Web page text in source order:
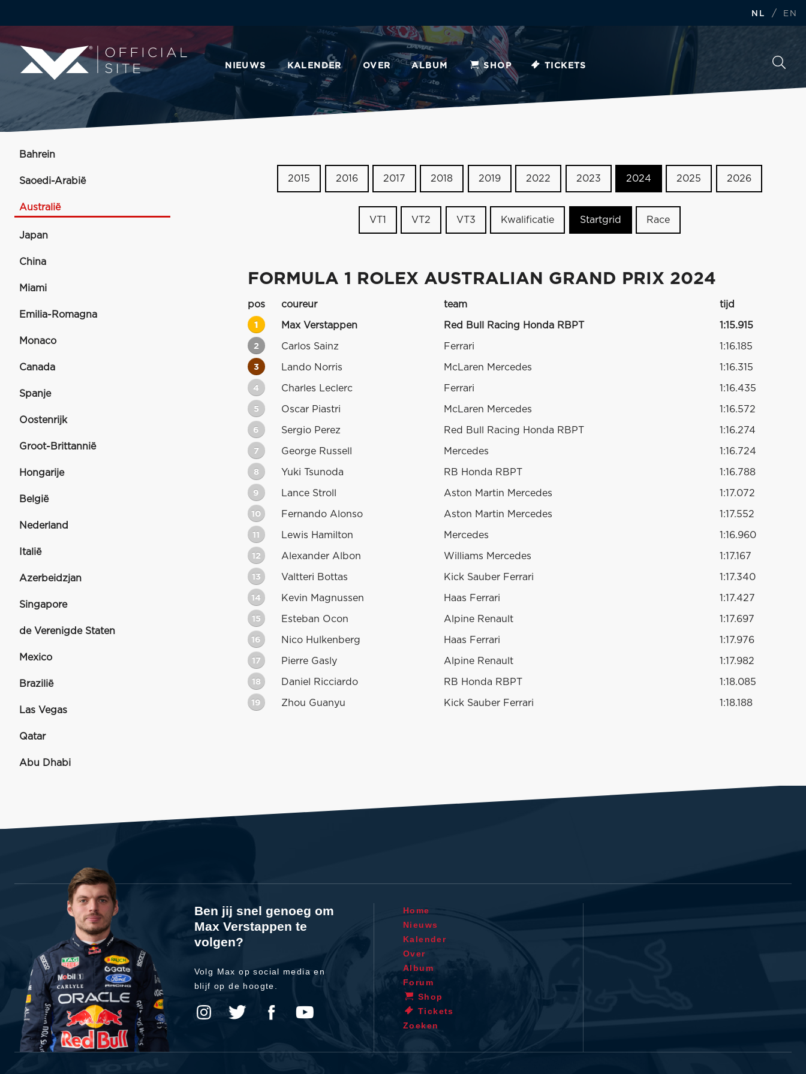
NL / EN
NIEUWS KALENDER OVER ALBUM SHOP TICKETS
Bahrein
Saoedi-Arabië
Australië
Japan
China
Miami
Emilia-Romagna
Monaco
Canada
Spanje
Oostenrijk
Groot-Brittannië
Hongarije
België
Nederland
Italië
Azerbeidzjan
Singapore
de Verenigde Staten
Mexico
Brazilië
Las Vegas
Qatar
Abu Dhabi
2015 2016 2017 2018 2019 2022 2023 2024 2025 2026
VT1 VT2 VT3 Kwalificatie Startgrid Race
FORMULA 1 ROLEX AUSTRALIAN GRAND PRIX 2024
pos coureur team tijd
1 Max Verstappen Red Bull Racing Honda RBPT 1:15.915
2 Carlos Sainz Ferrari 1:16.185
3 Lando Norris McLaren Mercedes 1:16.315
4 Charles Leclerc Ferrari 1:16.435
5 Oscar Piastri McLaren Mercedes 1:16.572
6 Sergio Perez Red Bull Racing Honda RBPT 1:16.274
7 George Russell Mercedes 1:16.724
8 Yuki Tsunoda RB Honda RBPT 1:16.788
9 Lance Stroll Aston Martin Mercedes 1:17.072
10 Fernando Alonso Aston Martin Mercedes 1:17.552
11 Lewis Hamilton Mercedes 1:16.960
12 Alexander Albon Williams Mercedes 1:17.167
13 Valtteri Bottas Kick Sauber Ferrari 1:17.340
14 Kevin Magnussen Haas Ferrari 1:17.427
15 Esteban Ocon Alpine Renault 1:17.697
16 Nico Hulkenberg Haas Ferrari 1:17.976
17 Pierre Gasly Alpine Renault 1:17.982
18 Daniel Ricciardo RB Honda RBPT 1:18.085
19 Zhou Guanyu Kick Sauber Ferrari 1:18.188
Ben jij snel genoeg om
Max Verstappen te
volgen?
Volg Max op social media en
blijf op de hoogte.
Home
Nieuws
Kalender
Over
Album
Forum
Shop
Tickets
Zoeken